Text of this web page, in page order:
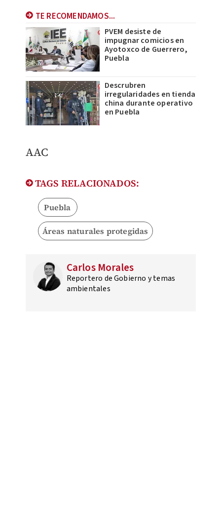
TE RECOMENDAMOS...
PVEM desiste de
impugnar comicios en
Ayotoxco de Guerrero,
Puebla
Descrubren
irregularidades en tienda
china durante operativo
en Puebla
AAC
TAGS RELACIONADOS:
Puebla
Áreas naturales protegidas
Carlos Morales
Reportero de Gobierno y temas
ambientales